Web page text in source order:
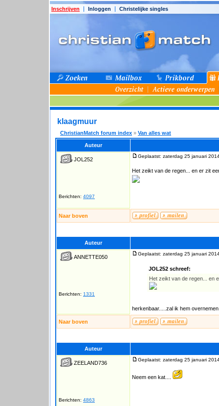
Inschrijven Inloggen Christelijke singles
klaagmuur
ChristianMatch forum index » Van alles wat
Auteur
JOL252
Berichten: 4097
Geplaatst: zaterdag 25 januari
Het zeikt van de regen... en er zit
Naar boven
Auteur
ANNETTE050
Berichten: 1331
Geplaatst: zaterdag 25 januari
JOL252 schreef:
Het zeikt van de regen... en
herkenbaar.....zal ik hem
Naar boven
Auteur
ZEELAND736
Berichten: 4863
Geplaatst: zaterdag 25 januari
Neem een kat....